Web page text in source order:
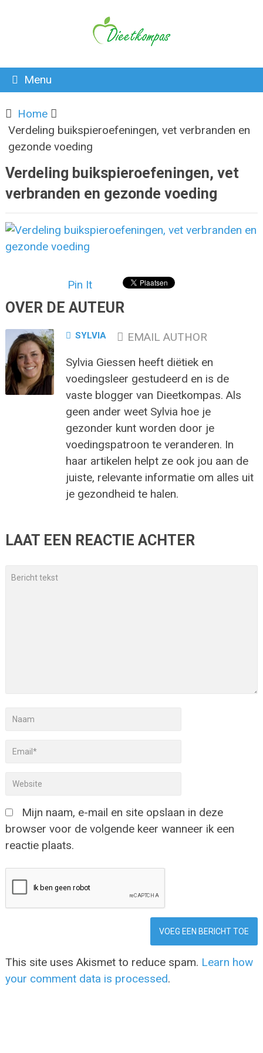
Menu
Home
Verdeling buikspieroefeningen, vet verbranden en
gezonde voeding
Verdeling buikspieroefeningen, vet
verbranden en gezonde voeding
Pin It
OVER DE AUTEUR
SYLVIA
EMAIL AUTHOR
Sylvia Giessen heeft diëtiek en
voedingsleer gestudeerd en is de
vaste blogger van Dieetkompas. Als
geen ander weet Sylvia hoe je
gezonder kunt worden door je
voedingspatroon te veranderen. In
haar artikelen helpt ze ook jou aan de
juiste, relevante informatie om alles uit
je gezondheid te halen.
LAAT EEN REACTIE ACHTER
Mijn naam, e-mail en site opslaan in deze
browser voor de volgende keer wanneer ik een
reactie plaats.
This site uses Akismet to reduce spam. Learn how
your comment data is processed.